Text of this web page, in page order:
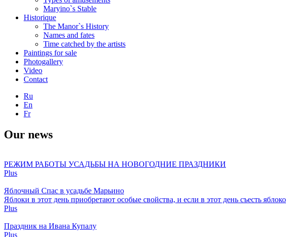
Maryino`s Stable
Historique
The Manor`s History
Names and fates
Time catched by the artists
Paintings for sale
Photogallery
Video
Contact
Ru
En
Fr
Our news
РЕЖИМ РАБОТЫ УСАДЬБЫ НА НОВОГОДНИЕ ПРАЗДНИКИ
Plus
Яблочный Спас в усадьбе Марьино
Яблоки в этот день приобретают особые свойства, и если в этот день съесть
Plus
Праздник на Ивана Купалу
Plus